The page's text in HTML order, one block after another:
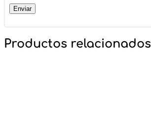
Productos relacionados